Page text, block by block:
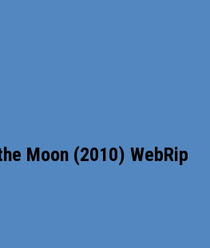
Moon (2010) WebRip